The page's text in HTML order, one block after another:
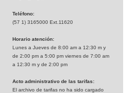
Teléfono:
(57 1) 3165000 Ext.11620
Horario atención:
Lunes a Jueves de 8:00 am a 12:30 m y
de 2:00 pm a 5:00 pm viernes de 7:00 am
a 12:30 m y de 2:00 pm
Acto administrativo de las tarifas:
El archivo de tarifas no ha sido cargado